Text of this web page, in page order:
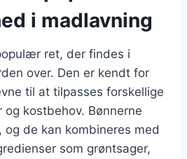
i madlavning
ret, der findes i
over. Den er kendt for
til at tilpasses forskellige
kostbehov. Bønnerne
og de kan kombineres med
som grøntsager,